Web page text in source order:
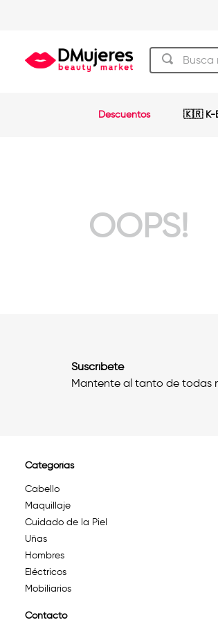
Busca
Descuentos 🇰🇷 K-
OOPS!
Suscríbete
Mantente al tanto de todas
Categorías
Cabello
Maquillaje
Cuidado de la Piel
Uñas
Hombres
Eléctricos
Mobiliarios
Contacto
keratina